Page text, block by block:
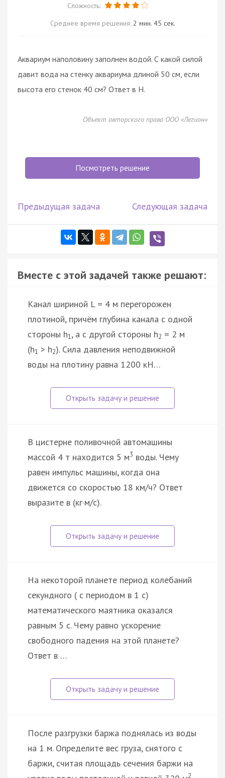
Сложность:
Среднее время решения: 2 мин. 45 сек.
Аквариум наполовину заполнен водой. С какой силой
давит вода на стенку аквариума длиной 50 см, если
высота его стенок 40 см? Ответ в Н.
Объект авторского права ООО «Легион»
Посмотреть решение
Предыдущая задача Следующая задача
Вместе с этой задачей также решают:
Канал шириной L = 4 м перегорожен
плотиной, причём глубина канала с одной
стороны h1, а с другой стороны h2 = 2 м
(h1 > h2). Сила давления неподвижной
воды на плотину равна 1200 кН…
В цистерне поливочной автомашины
массой 4 т находится 5 м3 воды. Чему
равен импульс машины, когда она
движется со скоростью 18 км/ч? Ответ
выразите в (кг·м/с).
На некоторой планете период колебаний
секундного ( с периодом в 1 с)
математического маятника оказался
равным 5 с. Чему равно ускорение
свободного падения на этой планете?
Ответ в …
После разгрузки баржа поднялась из воды
на 1 м. Определите вес груза, снятого с
баржи, считая площадь сечения баржи на
2